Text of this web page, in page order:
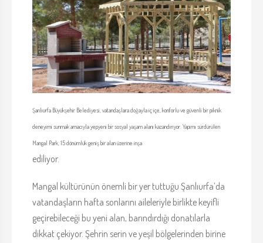
Şanlıurfa Büyükşehir Belediyesi, vatandaşlara doğayla iç içe, konforlu ve güvenli bir piknik
deneyimi sunmak amacıyla yepyeni bir sosyal yaşam alanı kazandırıyor. Yapımı sürdürülen
Mangal Park, 15 dönümlük geniş bir alan üzerine inşa
ediliyor.
Mangal kültürünün önemli bir yer tuttuğu Şanlıurfa’da
vatandaşların hafta sonlarını aileleriyle birlikte keyifli
geçirebileceği bu yeni alan, barındırdığı donatılarla
dikkat çekiyor. Şehrin serin ve yeşil bölgelerinden birine